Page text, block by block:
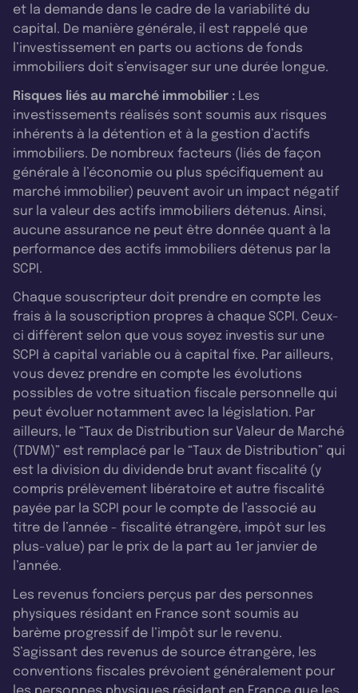
et la demande dans le cadre de la variabilité du
capital. De manière générale, il est rappelé que
l’investissement en parts ou actions de fonds
immobiliers doit s’envisager sur une durée longue.
Risques liés au marché immobilier : Les
investissements réalisés sont soumis aux risques
inhérents à la détention et à la gestion d’actifs
immobiliers. De nombreux facteurs (liés de façon
générale à l’économie ou plus spécifiquement au
marché immobilier) peuvent avoir un impact négatif
sur la valeur des actifs immobiliers détenus. Ainsi,
aucune assurance ne peut être donnée quant à la
performance des actifs immobiliers détenus par la
SCPI.
Chaque souscripteur doit prendre en compte les
frais à la souscription propres à chaque SCPI. Ceux-
ci diffèrent selon que vous soyez investis sur une
SCPI à capital variable ou à capital fixe. Par ailleurs,
vous devez prendre en compte les évolutions
possibles de votre situation fiscale personnelle qui
peut évoluer notamment avec la législation. Par
ailleurs, le “Taux de Distribution sur Valeur de Marché
(TDVM)” est remplacé par le “Taux de Distribution” qui
est la division du dividende brut avant fiscalité (y
compris prélèvement libératoire et autre fiscalité
payée par la SCPI pour le compte de l’associé au
titre de l’année - fiscalité étrangère, impôt sur les
plus-value) par le prix de la part au 1er janvier de
l’année.
Les revenus fonciers perçus par des personnes
physiques résidant en France sont soumis au
barème progressif de l’impôt sur le revenu.
S’agissant des revenus de source étrangère, les
conventions fiscales prévoient généralement pour